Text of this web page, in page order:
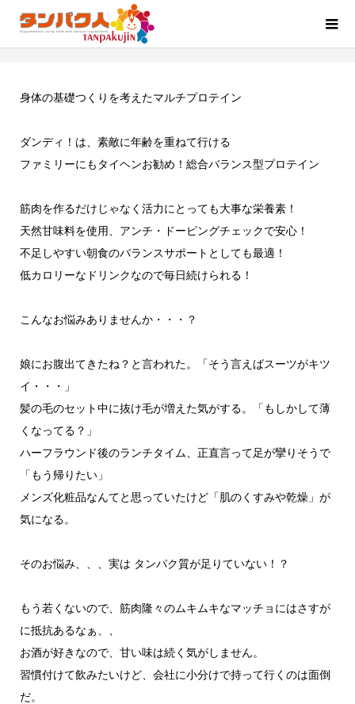
身体の基礎つくりを考えたマルチプロテイン
ダンディ！は、素敵に年齢を重ねて行ける
ファミリーにもタイヘンお勧め！総合バランス型プロテイン
筋肉を作るだけじゃなく活力にとっても大事な栄養素！
天然甘味料を使用、アンチ・ドーピングチェックで安心！
不足しやすい朝食のバランスサポートとしても最適！
低カロリーなドリンクなので毎日続けられる！
こんなお悩みありませんか・・・？
娘にお腹出てきたね？と言われた。「そう言えばスーツがキツ
イ・・・」
髪の毛のセット中に抜け毛が増えた気がする。「もしかして薄
くなってる？」
ハーフラウンド後のランチタイム、正直言って足が攣りそうで
「もう帰りたい」
メンズ化粧品なんてと思っていたけど「肌のくすみや乾燥」が
気になる。
そのお悩み、、、実は タンパク質が足りていない！？
もう若くないので、筋肉隆々のムキムキなマッチョにはさすが
に抵抗あるなぁ、、
お酒が好きなので、甘い味は続く気がしません。
習慣付けて飲みたいけど、会社に小分けで持って行くのは面倒
だ。